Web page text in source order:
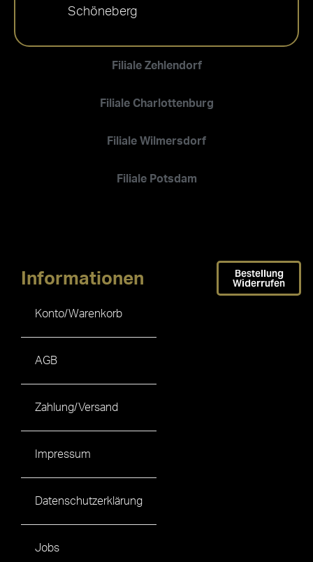
Filiale Zehlendorf
Filiale Charlottenburg
Filiale Wilmersdorf
Filiale Potsdam
Schöneberg
Informationen
Konto/Warenkorb
AGB
Zahlung/Versand
Impressum
Datenschutzerklärung
Jobs
Bestellung
Widerrufen